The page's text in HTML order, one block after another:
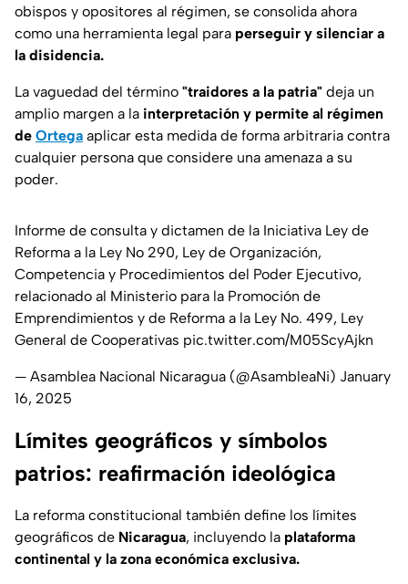
obispos y opositores al régimen, se consolida ahora
como una herramienta legal para perseguir y silenciar a
la disidencia.
La vaguedad del término "traidores a la patria" deja un
amplio margen a la interpretación y permite al régimen
de Ortega aplicar esta medida de forma arbitraria contra
cualquier persona que considere una amenaza a su
poder.
Informe de consulta y dictamen de la Iniciativa Ley de
Reforma a la Ley No 290, Ley de Organización,
Competencia y Procedimientos del Poder Ejecutivo,
relacionado al Ministerio para la Promoción de
Emprendimientos y de Reforma a la Ley No. 499, Ley
General de Cooperativas pic.twitter.com/M05ScyAjkn
— Asamblea Nacional Nicaragua (@AsambleaNi) January
16, 2025
Límites geográficos y símbolos
patrios: reafirmación ideológica
La reforma constitucional también define los límites
geográficos de Nicaragua, incluyendo la plataforma
continental y la zona económica exclusiva.